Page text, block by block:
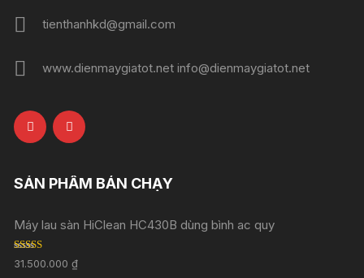
tienthanhkd@gmail.com
www.dienmaygiatot.net info@dienmaygiatot.net
SẢN PHẨM BÁN CHẠY
Máy lau sàn HiClean HC430B dùng bình ac quy
Rated5.00
out of 5
31.500.000₫